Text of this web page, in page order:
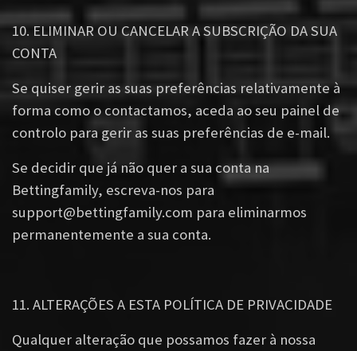
10. ELIMINAR OU CANCELAR A SUBSCRIÇÃO DA SUA
CONTA
Se quiser gerir as suas preferências relativamente à
forma como o contactamos, aceda ao seu painel de
controlo para gerir as suas preferências de e-mail.
Se decidir que já não quer a sua conta na
Bettingfamily, escreva-nos para
support@bettingfamily.com para eliminarmos
permanentemente a sua conta.
11. ALTERAÇÕES A ESTA POLÍTICA DE PRIVACIDADE
Qualquer alteração que possamos fazer à nossa